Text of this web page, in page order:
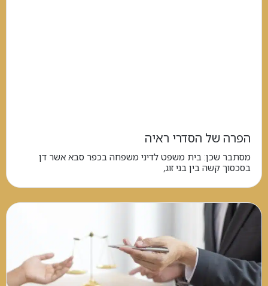
הפרה של הסדרי ראיה
מסתבר שכן: בית משפט לדיני משפחה בכפר סבא אשר דן
בסכסוך קשה בין בני זוג,